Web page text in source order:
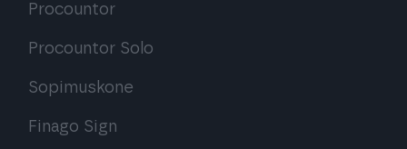
Procountor
Procountor Solo
Sopimuskone
Finago Sign